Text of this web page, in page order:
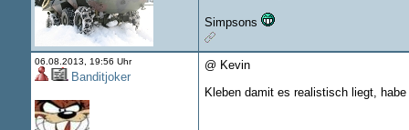
Simpsons
06.08.2013, 19:56 Uhr
Banditjoker
@ Kevin
Kleben damit es realistisch liegt,